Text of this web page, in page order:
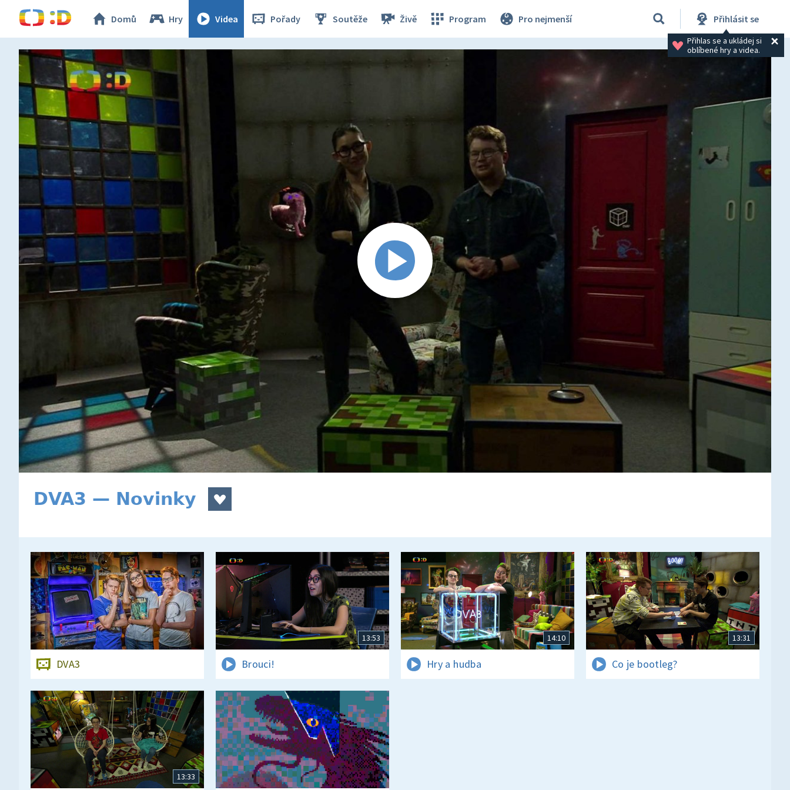
Domů Hry Videa Pořady Soutěže Živě Program Pro nejmenší Přihlásit se
Přihlas se a ukládej si
oblíbené hry a videa.
DVA3 — Novinky
DVA3
13:53
Brouci!
14:10
Hry a hudba
13:31
Co je bootleg?
13:33